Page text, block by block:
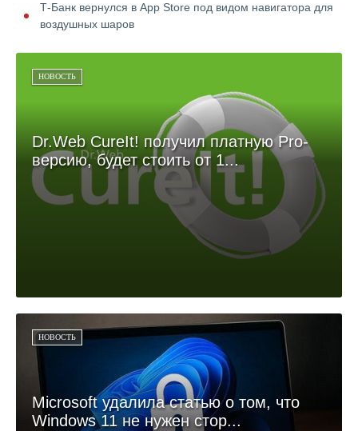
Т-Банк вернулся в App Store под видом навигатора для
воздушных шаров
НОВОСТЬ
Dr.Web CureIt! получил платную Pro-
версию, будет стоить от 1...
НОВОСТЬ
Microsoft удалила статью о том, что
Windows 11 не нужен стор...